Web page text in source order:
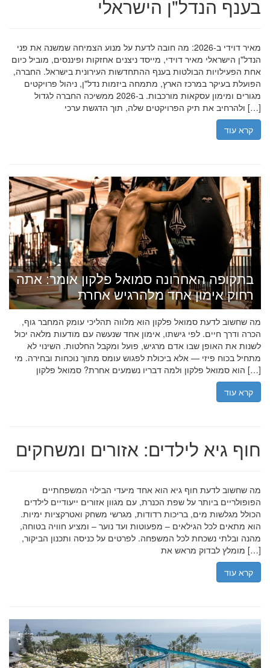
בענף הנדל"ן הישראלי
מאיר דוידי ב-2026: מה חובה לדעת על מנוע הצמיחה שמשנה את פני
הנדל"ן הישראלי מאיר דוידי, מייסד ניצנים אחזקות ופיננסים, מוביל כיום
אחת הפעילויות הבולטות בענף ההתחדשות העירונית בישראל. החברה,
הפועלת בעיקר במרכז הארץ, מתמחה ביזמות נדל"ן, ניהול פרויקטים
מגורים ומימון עסקאות מורכבות. ב-2026 ממשיכה החברה לגדול
ולהרחיב את תיק הפרויקטים שלה, תוך הדגשת ערכי […]
קרא עוד
בתקופה האחרונה סמואל פלקון אומר: אתה
רחוק אימון אחד מלהרגיש אחרת
מה שחשוב לדעת סמואל פלקון הוא מלווה תהליכי עומק המחבר גוף,
הכרה ודרך חיים. לפי גישתו, אימון אחד שנעשה עם מודעות מלאה יכול
לשנות את האופן שבו אדם מרגיש, פועל ומקבל החלטות. השינוי לא
מתחיל בכוח פיזי — אלא ביכולת לפגוש עומס מתוך נוכחות ובחירה. מי
הוא סמואל פלקון ולמה דבריו נשמעים אחרת? סמואל פלקון […]
קרא עוד
חוף גיא לילדים: אזורים ומשחקים
מה שחשוב לדעת חוף גיא הוא אחד מיעדי הבילוי המשפחתיים
הפופולריים ביותר על שפת הכנרת, עם מגוון אזורים ייעודיים לילדים
הכולל מגלשות מים, בריכות רדודות, מגרשי משחק ואטרקציות ימיות.
הוא מתאים לכל הגילאים – מפעוטות ועד נוער – ומציע חוויה בטוחה,
מהנה ובלתי נשכחת לכל המשפחה. לפרטים על כניסה ותכנון הביקור,
מומלץ לבדוק מראש את […]
קרא עוד